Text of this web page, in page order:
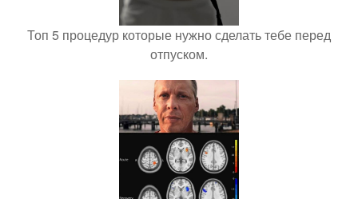
Топ 5 процедур которые нужно сделать тебе перед
отпуском.